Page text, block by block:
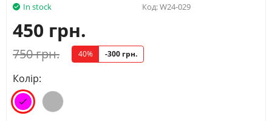
In stock Код:W24-029
450 грн.
750 грн. 40% -300 грн.
Колір: